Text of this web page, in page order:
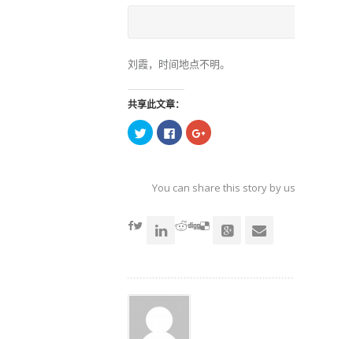
刘霞，时间地点不明。
共享此文章：
点
击
共
享
窗
口
点
击
共
享
窗
口
点
击
共
享
窗
口
You can share this story by using your